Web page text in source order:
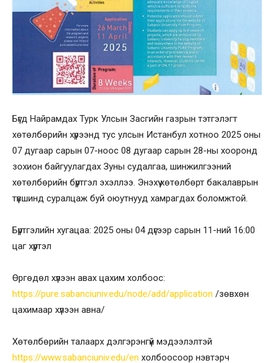
Бүгд Найрамдах Турк Улсын Засгийн газрын тэтгэлэгт
хөтөлбөрийн хүрээнд тус улсын Истанбул хотноо 2025 оны
07 дугаар сарын 07-ноос 08 дугаар сарын 28-ны хооронд
зохион байгуулагдах Зуны судалгаа, шинжилгээний
хөтөлбөрийн бүртгэл эхэллээ. Энэхүү хөтөлбөрт бакалаврын
түвшинд суралцаж буй оюутнууд хамрагдах боломжтой.
Бүртгэлийн хугацаа: 2025 оны 04 дүгээр сарын 11-ний 16:00
цаг хүртэл
Өргөдөл хүлээн авах цахим холбоос:
https://pure.sabanciuniv.edu/node/add/application /зөвхөн
цахимаар хүлээн авна/
Хөтөлбөрийн талаарх дэлгэрэнгүй мэдээлэлтэй
https://www.sabanciuniv.edu/en холбоосоор нэвтэрч